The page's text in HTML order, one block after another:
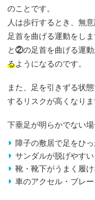
のことです。
人は歩行するとき、無
足首を曲げる運動をし
と②の足首を曲げる運動
るようになるのです。
また、足を引きずる状
するリスクが高くなりま
下垂足が明らかでない
障子の敷居で足をひ
サンダルが脱げやすい
靴・靴下がうまく履
車のアクセル・ブレ